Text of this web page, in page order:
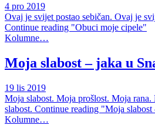
4 pro 2019
Ovaj je svijet postao sebičan. Ovaj je
Continue reading "Obuci moje cipele"
Kolumne…
Moja slabost – jaka u
19 lis 2019
Moja slabost. Moja prošlost. Moja
slabost. Continue reading "Moja
Kolumne…